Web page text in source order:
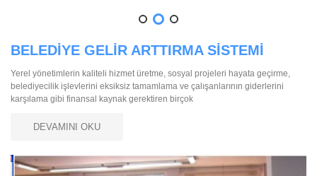
BELEDİYE GELİR ARTTIRMA SİSTEMİ
Yerel yönetimlerin kaliteli hizmet üretme, sosyal projeleri hayata geçirme,
belediyecilik işlevlerini eksiksiz tamamlama ve çalışanlarının giderlerini
karşılama gibi finansal kaynak gerektiren birçok
DEVAMINI OKU